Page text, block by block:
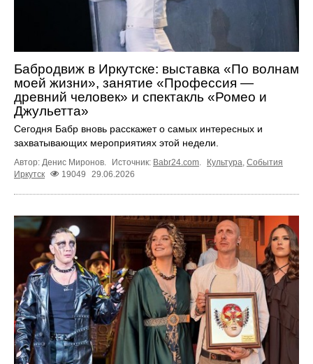
Бабродвиж в Иркутске: выставка «По волнам
моей жизни», занятие «Профессия —
древний человек» и спектакль «Ромео и
Джульетта»
Сегодня Бабр вновь расскажет о самых интересных и
захватывающих мероприятиях этой недели.
Автор: Денис Миронов. Источник: Babr24.com Культура События
Иркутск
19049 29.06.2026